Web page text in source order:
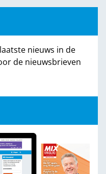
nieuws in de
de nieuwsbrieven